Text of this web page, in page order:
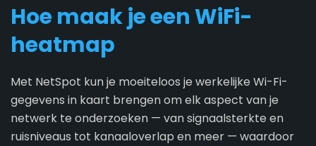
Hoe maak je een WiFi-
heatmap
Met NetSpot kun je moeiteloos je werkelijke Wi-Fi-
gegevens in kaart brengen om elk aspect van je
netwerk te onderzoeken — van signaalsterkte en
ruisniveaus tot kanaaloverlap en meer — waardoor